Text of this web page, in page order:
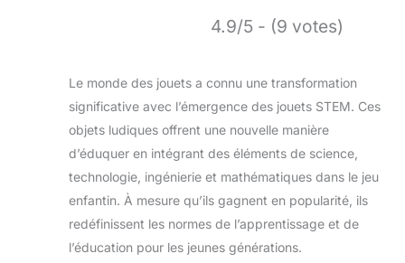
4.9/5 - (9 votes)
Le monde des jouets a connu une transformation
significative avec l’émergence des jouets STEM. Ces
objets ludiques offrent une nouvelle manière
d’éduquer en intégrant des éléments de science,
technologie, ingénierie et mathématiques dans le jeu
enfantin. À mesure qu’ils gagnent en popularité, ils
redéfinissent les normes de l’apprentissage et de
l’éducation pour les jeunes générations.